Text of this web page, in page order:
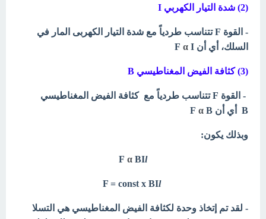
(2) شدة التيار الكهربي I
- القوة F تتناسب طردياً مع شدة التيار الكهربى المار في
السلك، أي أن F
α I
(3) كثافة الفيض المغناطيسي B
- القوة F تتناسب طردياً مع كثافة الفيض المغناطيسي
B
أي أن F α B
وبذلك يكون:
F α BIl
F = const x BI
l
- لقد تم إتخاذ وحدة لكثافة الفيض المغناطيسي هي التسلا